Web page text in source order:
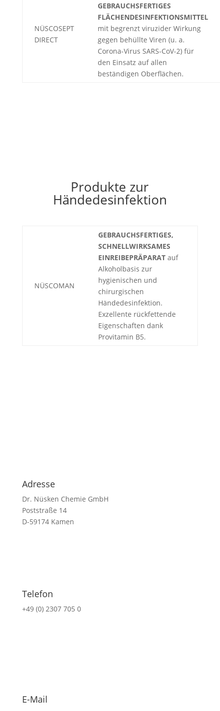
NÜSCOSEPT
DIRECT
GEBRAUCHSFERTIGES
FLÄCHENDESINFEKTIONSMITTEL
mit begrenzt viruzider Wirkung
gegen behüllte Viren (u. a.
Corona-Virus SARS-CoV-2) für
den Einsatz auf allen
beständigen Oberflächen.
Produkte zur
Händedesinfektion
NÜSCOMAN
GEBRAUCHSFERTIGES,
SCHNELLWIRKSAMES
EINREIBEPRÄPARAT auf
Alkoholbasis zur
hygienischen und
chirurgischen
Händedesinfektion.
Exzellente rückfettende
Eigenschaften dank
Provitamin B5.
Adresse
Dr. Nüsken Chemie GmbH
Poststraße 14
D-59174 Kamen
Telefon
+49 (0) 2307 705 0
E-Mail